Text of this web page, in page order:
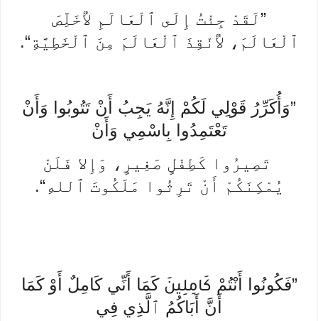
”لَقَدْ جِئْتُ إِلَى ٱلْعَالَمِ لأُخَلِّصَ
ٱلْعَالَمَ، لأُنْقِذَ ٱلْعَالَمَ مِنَ ٱلْخَطِيَّةِ“.
”وَأُكَرِّرُ قَوْلِي لَكُمْ إِنَّهُ يَجِبُ أَنْ تَتُوبُوا وَأَنْ
تَعْتَمِدُوا بِاسْمِي وَأَنْ
تَصِيرُوا كَطِفْلٍ صَغِيرٍ، وَإِلا فَلَنْ
يُمْكِنَكُمْ أَنْ تَرِثُوا مَلَكُوتَ ٱللهِ“.
”فَكُونُوا أَنْتُمْ كَامِلِينَ كَمَا أَنِّي كَامِلٌ أَوْ كَمَا
أَنَّ أَبَاكُمُ ٱلَّذِي فِي